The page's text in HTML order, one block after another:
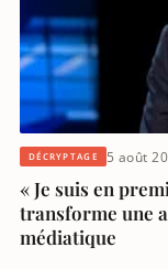
DÉCRYPTAGE 5 août
« Je suis en
transforme une
médiatique